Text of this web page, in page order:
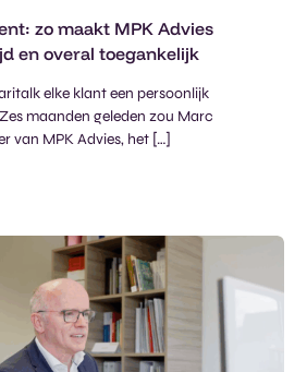
zo maakt MPK Advies
en overal toegankelijk
elke klant een persoonlijk
maanden geleden zou Marc
van MPK Advies, het […]